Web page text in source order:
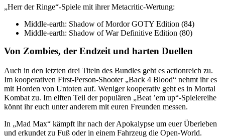
„Herr der Ringe“-Spiele mit ihrer Metacritic-Wertung:
Middle-earth: Shadow of Mordor GOTY Edition (84)
Middle-earth: Shadow of War Definitive Edition (80)
Von Zombies, der Endzeit und harten Duellen
Auch in den letzten drei Titeln des Bundles geht es actionreich zu.
Im kooperativen First-Person-Shooter „Back 4 Blood“ nehmt ihr es
mit Horden von Untoten auf. Weniger kooperativ geht es in Mortal
Kombat zu. Im elften Teil der populären „Beat ’em up“-Spielereihe
könnt ihr euch unter anderem mit euren Freunden messen.
In „Mad Max“ kämpft ihr nach der Apokalypse um euer Überleben
und erkundet zu Fuß oder in einem Fahrzeug die Open-World.